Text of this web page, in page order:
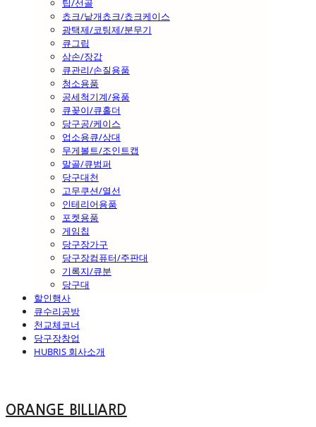
팁/선골
쵸크/낱개쵸크/쵸크케이스
광택제/코팅제/분무기
큐그립
삼손/장갑
큐관리/손질용품
청소용품
공세척기계/용품
큐꽂이/큐홀더
당구공/케이스
업소용큐/상대
무게볼트/조인트캡
말골/큐범퍼
당구대천
고무쿠션/열선
인테리어용품
포켓용품
게임칩
당구장가구
당구장컴퓨터/주판대
기록지/큐분
당구대
할인행사
큐수리공방
천교체코너
당구장창업
HUBRIS 회사소개
ORANGE BILLIARD